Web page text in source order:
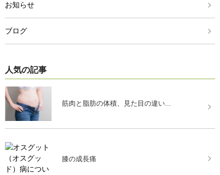
お知らせ
ブログ
人気の記事
筋肉と脂肪の体積、見た目の違い...
膝の成長痛